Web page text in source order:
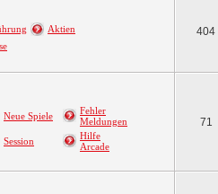
Aktien
404
Neue Spiele
Fehler
Meldungen
Session
Hilfe
Arcade
71